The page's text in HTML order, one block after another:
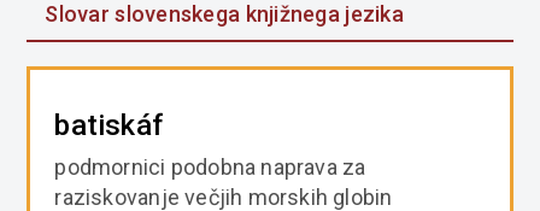
Slovar slovenskega knjižnega jezika
batiskáf
podmornici podobna naprava za
raziskovanje večjih morskih globin